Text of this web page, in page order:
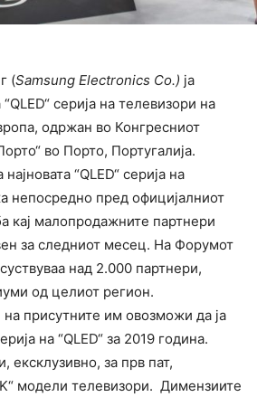
(Samsung Electronics Co.) ја
серија на телевизори на
одржан во Конгресниот
во Порто, Португалија.
“QLED“ серија на
непосредно пред официјалниот
кај малопродажните партнери
за следниот месец. На Форумот
над 2.000 партнери,
од целиот регион.
присутните им овозможи да ја
на “QLED“ за 2019 година.
ексклузивно, за прв пат,
модели телевизори. Димензиите